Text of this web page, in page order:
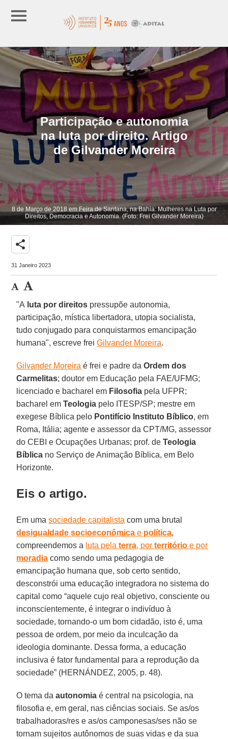
Participação e autonomia
na luta por direito. Artigo
de Gilvander Moreira
8 de Março de 2018 em Feira de Santana, na Bahia: Mulheres na Luta por
Direitos, Democracia e Autonomia. (Foto: Frei Gilvander Moreira)
share
31 Janeiro 2023
"A luta por direitos pressupõe autonomia,
participação, mística libertadora, utopia socialista,
tudo conjugado para conquistarmos emancipação
humana", escreve frei Gilvander Moreira.
Gilvander Moreira é frei e padre da Ordem dos
Carmelitas; doutor em Educação pela FAE/UFMG;
licenciado e bacharel em Filosofia pela UFPR;
bacharel emTeologia pelo ITESP/SP; mestre em
exegese Bíblica pelo Pontifício Instituto Bíblico, em
Roma, Itália; agente e assessor da CPT/MG, assessor
do CEBI e Ocupações Urbanas; prof. deTeologia
Bíblica no Serviço de Animação Bíblica, em Belo
Horizonte.
Eis o artigo.
Em umasociedade capitalista com uma brutal
desigualdade socioeconômica e política,
compreendemos a luta pela terra, porterritório e por
moradia como sendo uma pedagogia de
emancipação humana que, sob certo sentido,
desconstrói uma educação integradora no sistema do
capital como “aquele cujo real objetivo, consciente ou
inconscientemente, é integrar o indivíduo à
sociedade, tornando-o um bom cidadão, isto é, uma
pessoa de ordem, por meio da inculcação da
ideologia dominante. Dessa forma, a educação
inclusiva é fator fundamental para a reprodução da
sociedade” (HERNÁNDEZ, 2005, p. 48).
O tema daautonomia é central na psicologia, na
filosofia e, em geral, nas ciências sociais. Se as/os
trabalhadoras/res e as/os camponesas/ses não se
tornam sujeitos autônomos de suas vidas e da sua